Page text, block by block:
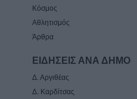
Κόσμος
Αθλητισμός
Άρθρα
ΕΙΔΗΣΕΙΣ ΑΝΑ ΔΗΜΟ
Δ. Αργιθέας
Δ. Καρδίτσας